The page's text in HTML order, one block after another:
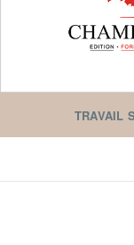
TRAVAIL